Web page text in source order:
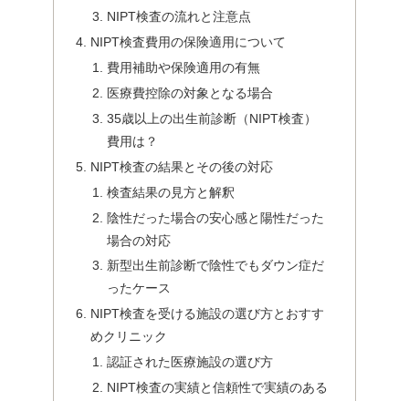
NIPT検査の流れと注意点
NIPT検査費用の保険適用について
費用補助や保険適用の有無
医療費控除の対象となる場合
35歳以上の出生前診断（NIPT検査）
費用は？
NIPT検査の結果とその後の対応
検査結果の見方と解釈
陰性だった場合の安心感と陽性だった
場合の対応
新型出生前診断で陰性でもダウン症だ
ったケース
NIPT検査を受ける施設の選び方とおすす
めクリニック
認証された医療施設の選び方
NIPT検査の実績と信頼性で実績のある